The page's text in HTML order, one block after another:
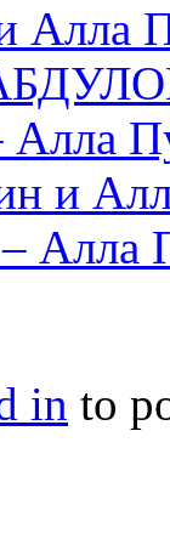
Алла
и
Алла
in to